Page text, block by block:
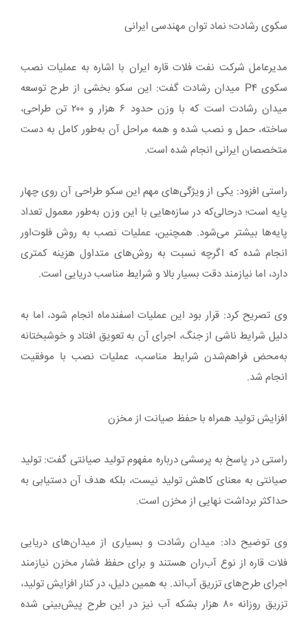
سکوی رشادت؛ نماد توان مهندسی ایرانی
مدیرعامل شرکت نفت فلات قاره ایران با اشاره به عملیات نصب
سکوی P۴ میدان رشادت گفت: این سکو بخشی از طرح توسعه
میدان رشادت است که با وزن حدود ۶ هزار و ۲۰۰ تن طراحی،
ساخته، حمل و نصب شده و همه مراحل آن به‌طور کامل به دست
متخصصان ایرانی انجام شده است.
راستی افزود: یکی از ویژگی‌های مهم این سکو طراحی آن روی چهار
پایه است؛ درحالی‌که در سازه‌هایی با این وزن به‌طور معمول تعداد
پایه‌ها بیشتر می‌شود. همچنین، عملیات نصب به روش فلوت‌اور
انجام شده که اگرچه نسبت به روش‌های متداول هزینه کمتری
دارد، اما نیازمند دقت بسیار بالا و شرایط مناسب دریایی است.
وی تصریح کرد: قرار بود این عملیات اسفندماه انجام شود، اما به
دلیل شرایط ناشی از جنگ، اجرای آن به تعویق افتاد و خوشبختانه
به‌محض فراهم‌شدن شرایط مناسب، عملیات نصب با موفقیت
انجام شد.
افزایش تولید همراه با حفظ صیانت از مخزن
راستی در پاسخ به پرسشی درباره مفهوم تولید صیانتی گفت: تولید
صیانتی به معنای کاهش تولید نیست، بلکه هدف آن دستیابی به
حداکثر برداشت نهایی از مخزن است.
وی توضیح داد: میدان رشادت و بسیاری از میدان‌های دریایی
فلات قاره از نوع آب‌ران هستند و برای حفظ فشار مخزن نیازمند
اجرای طرح‌های تزریق آب‌اند. به همین دلیل، در کنار افزایش تولید،
تزریق روزانه ۸۰ هزار بشکه آب نیز در این طرح پیش‌بینی شده